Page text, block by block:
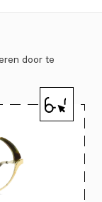
door te